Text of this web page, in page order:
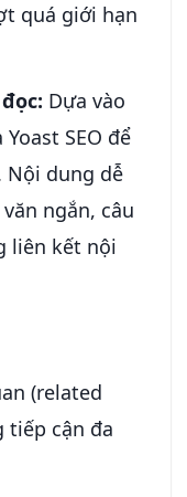
quá giới hạn
Dựa vào
SEO để
Nội dung dễ
ngắn, câu
liên kết nội
(related
tiếp cận đa